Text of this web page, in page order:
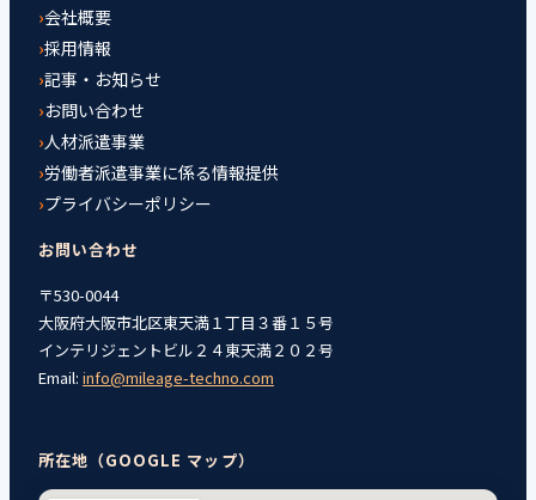
会社概要
採用情報
記事・お知らせ
お問い合わせ
人材派遣事業
労働者派遣事業に係る情報提供
プライバシーポリシー
お問い合わせ
〒530-0044
大阪府大阪市北区東天満１丁目３番１５号
インテリジェントビル２４東天満２０２号
Email: info@mileage-techno.com
所在地（GOOGLE マップ）